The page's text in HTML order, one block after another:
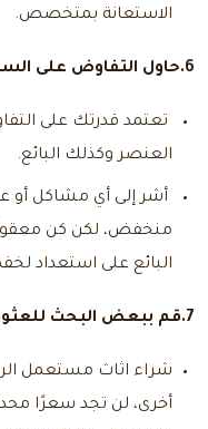
الاستعانة بمتخصص.
6.حاول التفاوض على السعر
تعتمد قدرتك على
العنصر وكذلك البائع.
أشر إلى أي مشاكل أو
منخفض، لكن كن
البائع على استعداد
7.قم ببعض البحث للعثور على أفضل صفقة
شراء اثاث مستعمل
أخرى، لن تجد سعرًا